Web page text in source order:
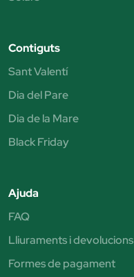
Contiguts
Sant Valentí
Dia del Pare
Dia de la Mare
Black Friday
Ajuda
FAQ
Lliuraments i devolucions
Formes de pagament